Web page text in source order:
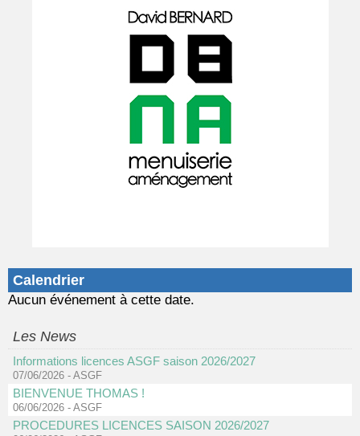
Calendrier
Aucun événement à cette date.
Les News
Informations licences ASGF saison 2026/2027
07/06/2026 - ASGF
BIENVENUE THOMAS !
06/06/2026 - ASGF
PROCEDURES LICENCES SAISON 2026/2027